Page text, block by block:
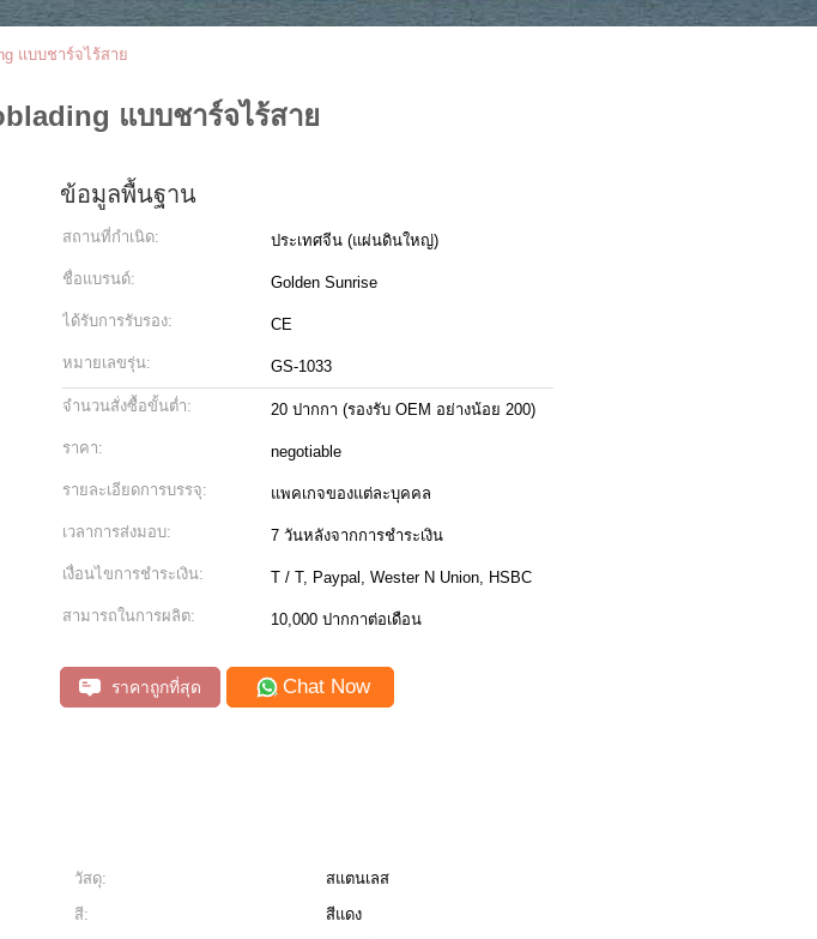
แบบชาร์จไร้สาย
แบบชาร์จไร้สาย
ข้อมูลพื้นฐาน
สถานที่กำเนิด: ประเทศจีน (แผ่นดินใหญ่)
ชื่อแบรนด์: Golden Sunrise
ได้รับการรับรอง: CE
หมายเลขรุ่น: GS-1033
จำนวนสั่งซื้อขั้นต่ำ: 20 ปากกา (รองรับ OEM อย่างน้อย 200)
ราคา: negotiable
รายละเอียดการบรรจุ: แพคเกจของแต่ละบุคคล
เวลาการส่งมอบ: 7 วันหลังจากการชำระเงิน
เงื่อนไขการชำระเงิน: T / T, Paypal, Wester N Union, HSBC
สามารถในการผลิต: 10,000 ปากกาต่อเดือน
ราคาถูกที่สุด Chat Now
วัสดุ:
สแตนเลส
สี:
สีแดง